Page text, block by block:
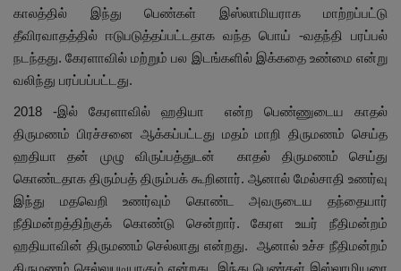
காலத்தில் இந்து பெண்கள் இஸ்லாமியராக மாற்றப்பட்டு
தீவிரவாதத்தில் ஈடுபடுத்தப்பட்டதாக வந்த பொய் -வதந்தி பரப்பல்
நடந்தது. கேரளாவில் மற்றும் பல இடங்களில் இக்கதை உண்மை என்று
வலிந்து பரப்பப்பட்டது.
2018 -இல் கேரளாவில் ஹதியா என்ற பெண்ணுடைய காதல்
திருமணம் பிரச்சனை ஆக்கப்பட்டது மதம் மாறி திருமணம் செய்த
ஹதியா தன் முழு விருப்பத்துடன் காதல் திருமணம் செய்து
கொண்டதாக திரும்பத் திரும்பக் கூறினார். ஆனால் மேல்சாதி உணர்வு
இந்து மதவெறி உணர்வும் கொண்ட அவருடைய தந்தையார்
நீதிமன்றத்திற்குக் கொண்டு சென்றார். கேரள உயர் நீதிமன்றம்
ஹதியாவின் திருமணம் செல்லாது என்றது. ஆனால் உச்ச நீதிமன்றம்